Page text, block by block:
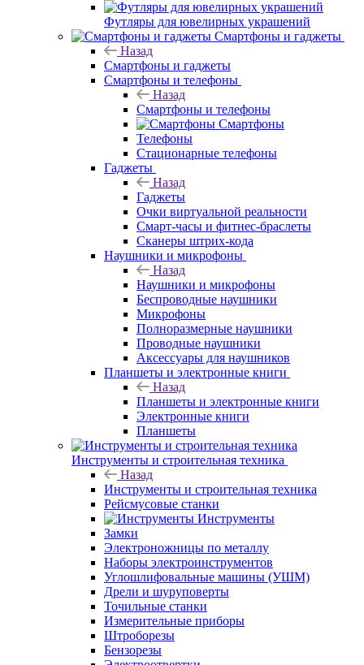
Футляры для ювелирных украшений
Смартфоны и гаджеты
Назад
Смартфоны и гаджеты
Смартфоны и телефоны
Назад
Смартфоны и телефоны
Смартфоны
Телефоны
Стационарные телефоны
Гаджеты
Назад
Гаджеты
Очки виртуальной реальности
Смарт-часы и фитнес-браслеты
Сканеры штрих-кода
Наушники и микрофоны
Назад
Наушники и микрофоны
Беспроводные наушники
Микрофоны
Полноразмерные наушники
Проводные наушники
Аксессуары для наушников
Планшеты и электронные книги
Назад
Планшеты и электронные книги
Электронные книги
Планшеты
Инструменты и строительная техника
Назад
Инструменты и строительная техника
Рейсмусовые станки
Инструменты
Замки
Электроножницы по металлу
Наборы электроинструментов
Углошлифовальные машины (УШМ)
Дрели и шуруповерты
Точильные станки
Измерительные приборы
Штроборезы
Бензорезы